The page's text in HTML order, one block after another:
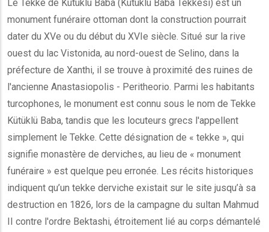
Le Tekke de Kütüklü Baba (Kütüklü Baba Tekkesi) est un
monument funéraire ottoman dont la construction pourrait
dater du XVe ou du début du XVIe siècle. Situé sur la rive
ouest du lac Vistonida, au nord-ouest de Selino, dans la
préfecture de Xanthi, il se trouve à proximité des ruines de
l'ancienne Anastasiopolis - Peritheorio. Parmi les habitants
turcophones, le monument est connu sous le nom de Tekke
Kütüklü Baba, tandis que les locuteurs grecs l'appellent
simplement le Tekke. Cette désignation de « tekke », qui
signifie monastère de derviches, au lieu de « monument
funéraire » est quelque peu erronée. Les récits historiques
indiquent qu’un tekke derviche existait sur le site jusqu’à sa
destruction en 1826, lors de la campagne du sultan Mahmud
II contre l'ordre Bektashi, étroitement lié au corps démantelé